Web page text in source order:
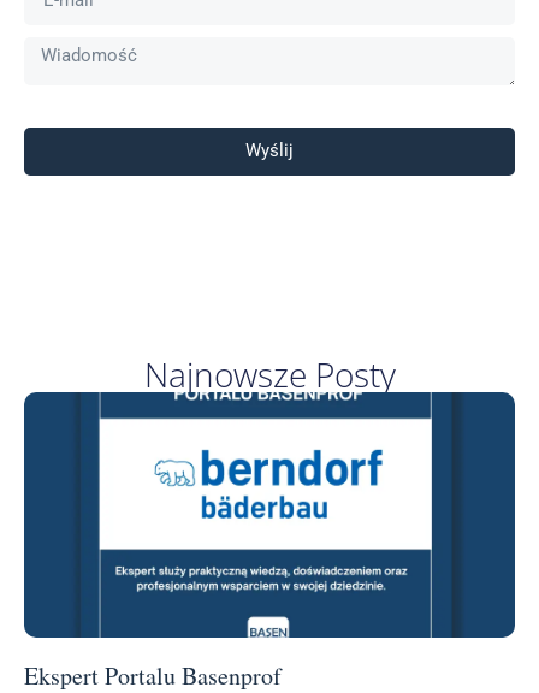
Wyślij
Najnowsze Posty
Ekspert Portalu Basenprof